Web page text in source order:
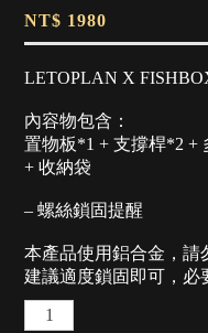
NT$ 1980
LETOPLAN X
內容物包含：
置物板*1 + 支撐桿*2 +
+ 收納袋
– 螺絲鎖固提醒
本產品使用鋁合金，請
建議適度鎖固即可，必